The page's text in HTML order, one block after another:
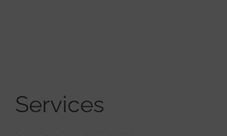
Services